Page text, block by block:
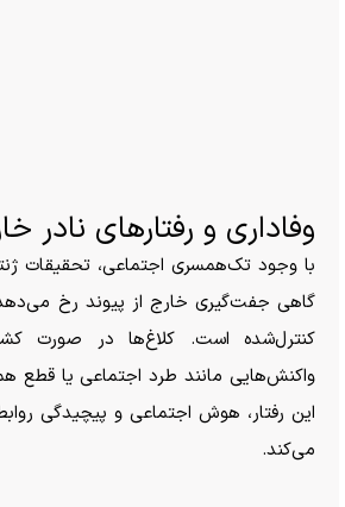
وفاداری و رفتار‌های نادر
با وجود تک‌همسری اجتماعی، تحقیقات
گاهی جفت‌گیری خارج از پیوند رخ
کنترل‌شده است. کلاغ‌ها در صورت
واکنش‌هایی مانند طرد اجتماعی یا قطع
این رفتار، هوش اجتماعی و پیچیدگی
می‌کند.